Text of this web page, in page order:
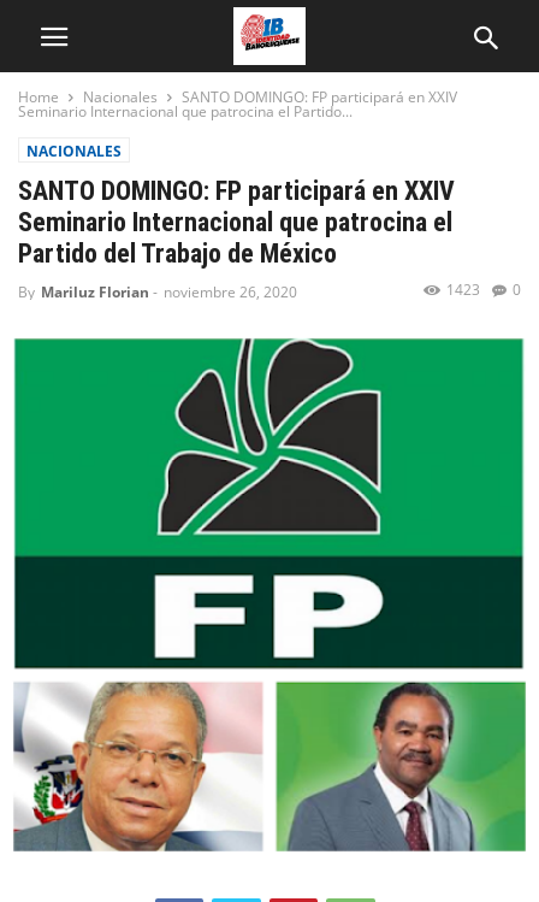
Home Nacionales SANTO DOMINGO: FP participará en XXIV
Seminario Internacional que patrocina el Partido...
NACIONALES
SANTO DOMINGO: FP participará en XXIV
Seminario Internacional que patrocina el
Partido del Trabajo de México
By Mariluz Florian - noviembre 26, 2020 0
1423